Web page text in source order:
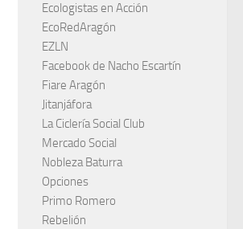
Ecologistas en Acción
EcoRedAragón
EZLN
Facebook de Nacho Escartín
Fiare Aragón
Jitanjáfora
La Ciclería Social Club
Mercado Social
Nobleza Baturra
Opciones
Primo Romero
Rebelión